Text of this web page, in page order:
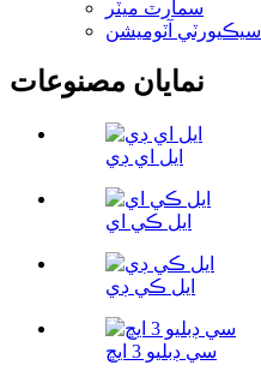
سمارٽ ميٽر
سيڪيورٽي آٽوميشن
نمايان مصنوعات
ايل اي ڊي
ايل ڪي اي
ايل ڪي ڊي
سي ڊبليو 3 ايڇ